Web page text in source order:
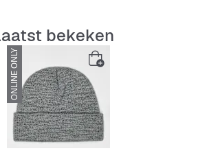
voor ademend vermogen
polyacryl
bekeken
ONLINE ONLY